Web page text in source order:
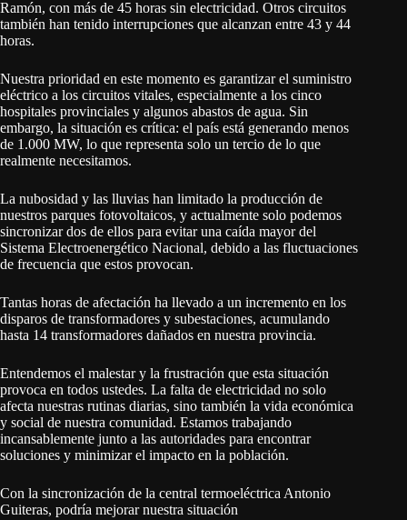
Ramón, con más de 45 horas sin electricidad. Otros circuitos
también han tenido interrupciones que alcanzan entre 43 y 44
horas.
Nuestra prioridad en este momento es garantizar el suministro
eléctrico a los circuitos vitales, especialmente a los cinco
hospitales provinciales y algunos abastos de agua. Sin
embargo, la situación es crítica: el país está generando menos
de 1.000 MW, lo que representa solo un tercio de lo que
realmente necesitamos.
La nubosidad y las lluvias han limitado la producción de
nuestros parques fotovoltaicos, y actualmente solo podemos
sincronizar dos de ellos para evitar una caída mayor del
Sistema Electroenergético Nacional, debido a las fluctuaciones
de frecuencia que estos provocan.
Tantas horas de afectación ha llevado a un incremento en los
disparos de transformadores y subestaciones, acumulando
hasta 14 transformadores dañados en nuestra provincia.
Entendemos el malestar y la frustración que esta situación
provoca en todos ustedes. La falta de electricidad no solo
afecta nuestras rutinas diarias, sino también la vida económica
y social de nuestra comunidad. Estamos trabajando
incansablemente junto a las autoridades para encontrar
soluciones y minimizar el impacto en la población.
Con la sincronización de la central termoeléctrica Antonio
Guiteras, podría mejorar nuestra situación